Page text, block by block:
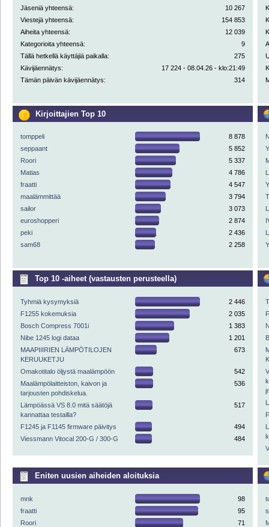
Jäseniä yhteensä:
10 267
Viestejä yhteensä:
154 853
Aiheita yhteensä:
12 039
Kategorioita yhteensä:
9
Tällä hetkellä käyttäjiä paikalla:
275
Kävijäennätys:
17 224 - 08.04.26 - klo:21:49
Tämän päivän kävijäennätys:
314
Kirjoittajien Top 10
tomppeli
8 878
seppaant
5 852
Roori
5 337
Matias
4 786
fraatti
4 547
maalämmittää
3 794
sailor
3 073
euroshopperi
2 874
peki
2 436
sam68
2 258
Top 10 -aiheet (vastausten perusteella)
Tyhmiä kysymyksiä
2 446
F1255 kokemuksia
2 035
Bosch Compress 7001i
1 383
Nibe 1245 logi dataa
1 201
MAAPIIIRIEN LÄMPÖTILOJEN
KERUUKETJU
673
Omakotitalo öljystä maalämpöön
542
Maalämpölaitteiston, kaivon ja
tarjousten pohdiskelua.
536
Lämpöässä VS 8.0 mitä säätöjä
kannattaa testailla?
517
F1245 ja F1145 firmware päivitys
494
Viessmann Vitocal 200-G / 300-G
484
Eniten uusien aiheiden aloituksia
mnk
98
fraatti
95
Roori
71